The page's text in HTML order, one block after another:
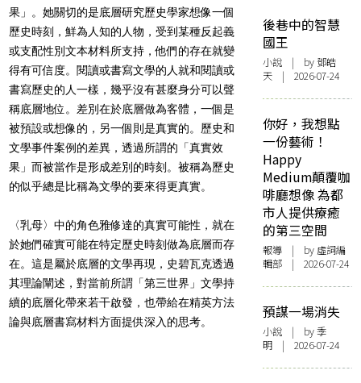
果」。她關切的是底層研究歷史學家想像一個
歷史時刻，鮮為人知的人物，受到某種反起義
或支配性別文本材料所支持，他們的存在就變
得有可信度。閱讀或書寫文學的人就和閱讀或
書寫歷史的人一樣，幾乎沒有甚麼身分可以聲
稱底層地位。差別在於底層做為客體，一個是
被預設或想像的，另一個則是真實的。歷史和
文學事件案例的差異，透過所謂的「真實效
果」而被當作是形成差別的時刻。被稱為歷史
的似乎總是比稱為文學的要來得更真實。
〈乳母〉中的角色雅修達的真實可能性，就在
於她們確實可能在特定歷史時刻做為底層而存
在。這是屬於底層的文學再現，史碧瓦克透過
其理論闡述，對當前所謂「第三世界」文學持
續的底層化帶來若干啟發，也帶給在精英方法
論與底層書寫材料方面提供深入的思考。
後巷中的智慧
國王
小說 | by 鄧皓
天 | 2026-07-24
你好，我想點
一份藝術！
Happy
Medium顛覆咖
啡廳想像 為都
市人提供療癒
的第三空間
報導 | by 虛詞編
輯部 | 2026-07-24
預謀一場消失
小說 | by 季
明 | 2026-07-24